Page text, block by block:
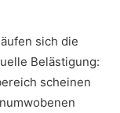
sich die
Belästigung:
scheinen